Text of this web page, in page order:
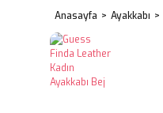
Anasayfa Ayakkabı